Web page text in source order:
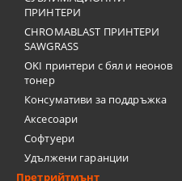
ПРИНТЕРИ
CHROMABLAST ПРИНТЕРИ
SAWGRASS
OKI принтери с бял и неонов
тонер
Консумативи за поддръжка
Аксесоари
Софтуери
Удължени гаранции
Претрийтмънт